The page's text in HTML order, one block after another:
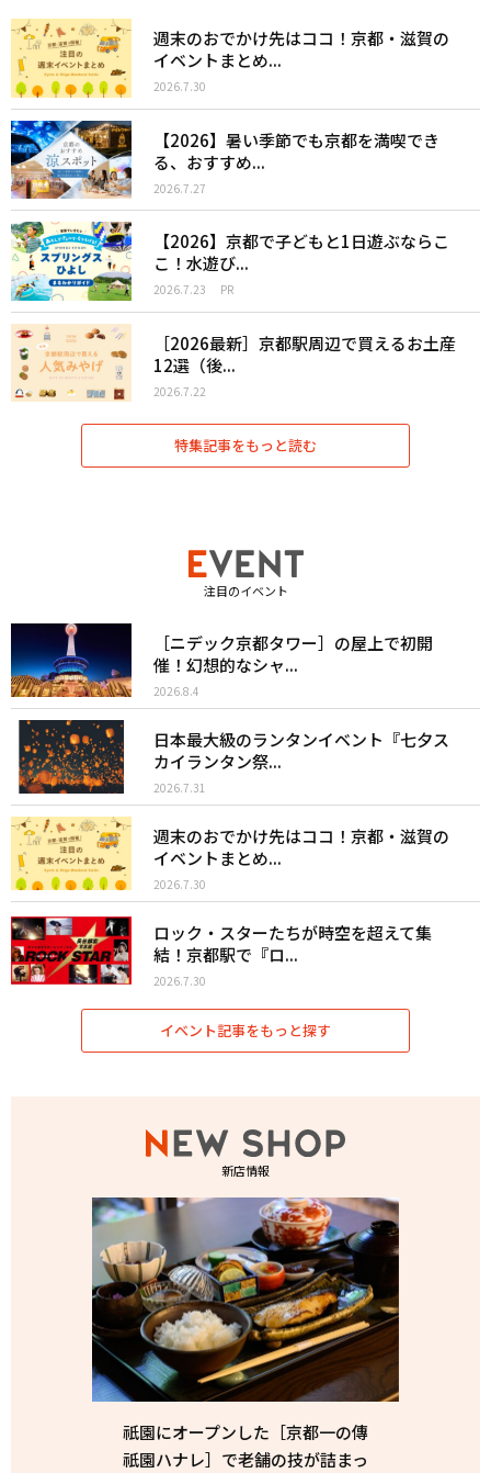
週末のおでかけ先はココ！京都・滋賀の
イベントまとめ...
2026.7.30
【2026】暑い季節でも京都を満喫でき
る、おすすめ...
2026.7.27
【2026】京都で子どもと1日遊ぶならこ
こ！水遊び...
2026.7.23 PR
［2026最新］京都駅周辺で買えるお土産
12選（後...
2026.7.22
特集記事をもっと読む
注目のイベント
［ニデック京都タワー］の屋上で初開
催！幻想的なシャ...
2026.8.4
日本最大級のランタンイベント『七夕ス
カイランタン祭...
2026.7.31
週末のおでかけ先はココ！京都・滋賀の
イベントまとめ...
2026.7.30
ロック・スターたちが時空を超えて集
結！京都駅で『ロ...
2026.7.30
イベント記事をもっと探す
新店情報
祇園にオープンした［京都一の傳
祇園ハナレ］で老舗の技が詰まっ